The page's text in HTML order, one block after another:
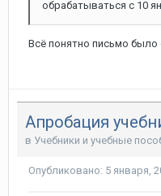
обрабатываться с 10
Всё понятно письмо было
в Учебники и учебные
Опубликовано: 5 января,